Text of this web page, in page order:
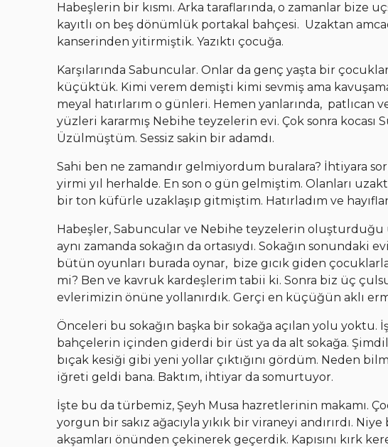
Habeşlerin bir kısmı. Arka taraflarında, o zamanlar bize
kayıtlı on beş dönümlük portakal bahçesi. Uzaktan
kanserinden yitirmiştik. Yazıktı çocuğa.
Karşılarında Sabuncular. Onlar da genç yaşta bir
küçüktük. Kimi verem demişti kimi sevmiş ama
meyal hatırlarım o günleri. Hemen yanlarında, patlıcan
yüzleri kararmış Nebihe teyzelerin evi. Çok sonra
Üzülmüştüm. Sessiz sakin bir adamdı.
Sahi ben ne zamandır gelmiyordum buralara? İhtiyara
yirmi yıl herhalde. En son o gün gelmiştim. Olanları
bir ton küfürle uzaklaşıp gitmiştim. Hatırladım ve
Habeşler, Sabuncular ve Nebihe teyzelerin
aynı zamanda sokağın da ortasıydı. Sokağın sonundaki
bütün oyunları burada oynar, bize gıcık giden
mi? Ben ve kavruk kardeşlerim tabii ki. Sonra biz üç
evlerimizin önüne yollanırdık. Gerçi en küçüğün aklı
Önceleri bu sokağın başka bir sokağa açılan yolu yoktu.
bahçelerin içinden giderdi bir üst ya da alt sokağa.
bıçak kesiği gibi yeni yollar çıktığını gördüm. Neden
iğreti geldi bana. Baktım, ihtiyar da somurtuyor.
İşte bu da türbemiz, Şeyh Musa hazretlerinin makamı.
yorgun bir sakız ağacıyla yıkık bir viraneyi andırırdı.
akşamları önünden çekinerek geçerdik. Kapısını kırk